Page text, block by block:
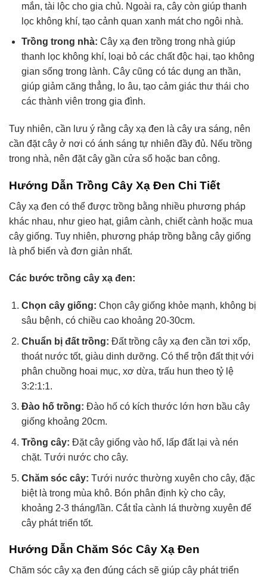
mắn, tài lộc cho gia chủ. Ngoài ra, cây còn giúp thanh
lọc không khí, tạo cảnh quan xanh mát cho ngôi nhà.
Trồng trong nhà: Cây xạ đen trồng trong nhà giúp
thanh lọc không khí, loại bỏ các chất độc hại, tạo không
gian sống trong lành. Cây cũng có tác dụng an thần,
giúp giảm căng thẳng, lo âu, tạo cảm giác thư thái cho
các thành viên trong gia đình.
Tuy nhiên, cần lưu ý rằng cây xạ đen là cây ưa sáng, nên
cần đặt cây ở nơi có ánh sáng tự nhiên đầy đủ. Nếu trồng
trong nhà, nên đặt cây gần cửa sổ hoặc ban công.
Hướng Dẫn Trồng Cây Xạ Đen Chi Tiết
Cây xạ đen có thể được trồng bằng nhiều phương pháp
khác nhau, như gieo hạt, giâm cành, chiết cành hoặc mua
cây giống. Tuy nhiên, phương pháp trồng bằng cây giống
là phổ biến và đơn giản nhất.
Các bước trồng cây xạ đen:
Chọn cây giống: Chọn cây giống khỏe mạnh, không bị
sâu bệnh, có chiều cao khoảng 20-30cm.
Chuẩn bị đất trồng: Đất trồng cây xạ đen cần tơi xốp,
thoát nước tốt, giàu dinh dưỡng. Có thể trộn đất thịt với
phân chuồng hoai mục, xơ dừa, trấu hun theo tỷ lệ
3:2:1:1.
Đào hố trồng: Đào hố có kích thước lớn hơn bầu cây
giống khoảng 20cm.
Trồng cây: Đặt cây giống vào hố, lấp đất lại và nén
chặt. Tưới nước cho cây.
Chăm sóc cây: Tưới nước thường xuyên cho cây, đặc
biệt là trong mùa khô. Bón phân định kỳ cho cây,
khoảng 2-3 tháng/lần. Cắt tỉa cành lá thường xuyên để
cây phát triển tốt.
Hướng Dẫn Chăm Sóc Cây Xạ Đen
Chăm sóc cây xạ đen đúng cách sẽ giúp cây phát triển